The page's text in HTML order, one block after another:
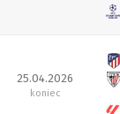
25.04.2026
koniec